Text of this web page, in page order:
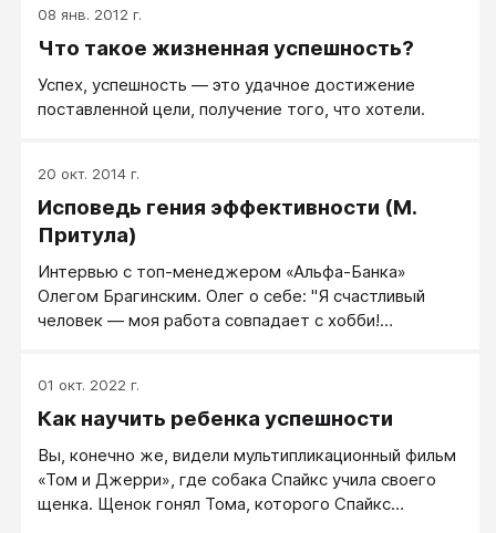
собственников и руководителей предприятий, что
они более всего ценят в своих коллегах. Услышите
других: «дельный» (другое название —
«профессионал») и «предсказуемый». Что это
уверены в действиях партнера, уверены, что он вас
ценится.
08 янв. 2012 г.
Что такое жизненная успешность?
Успех, успешность — это удачное достижение
поставленной цели, получение того, что хотели.
20 окт. 2014 г.
Исповедь гения эффективности (М.
Притула)
Интервью с топ-менеджером «Альфа-Банка»
Олегом Брагинским. ​Олег о себе: "Я счастливый
человек — моя работа совпадает с хобби!
областях и странах, инновации и искусственный
интеллект, Big Data и моделирование, программы
Автор учебников, патентов и изобретений, спикер
передовых конференций, владеет несколькими
языками, имеет учёные степени и научные звания.
01 окт. 2022 г.
Как научить ребенка успешности
Вы, конечно же, видели мультипликационный фильм
«Том и Джерри», где собака Спайкс учила своего
щенка. Щенок гонял Тома, которого Спайкс